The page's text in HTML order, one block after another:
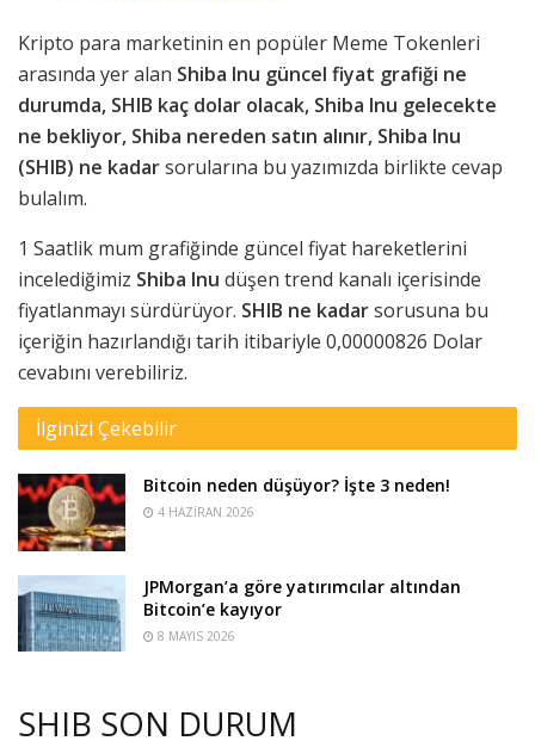
Kripto para marketinin en popüler Meme Tokenleri
arasında yer alan Shiba Inu güncel fiyat grafiği ne
durumda, SHIB kaç dolar olacak, Shiba Inu gelecekte
ne bekliyor, Shiba nereden satın alınır, Shiba Inu
(SHIB) ne kadarsorularına bu yazımızda birlikte cevap
bulalım.
1 Saatlik mum grafiğinde güncel fiyat hareketlerini
incelediğimiz Shiba Inu düşen trend kanalı içerisinde
fiyatlanmayı sürdürüyor. SHIB ne kadarsorusuna bu
içeriğin hazırlandığı tarih itibariyle 0,00000826 Dolar
cevabını verebiliriz.
İlginizi Çekebilir
Bitcoin neden düşüyor? İşte 3 neden!
4 HAZIRAN 2026
JPMorgan’a göre yatırımcılar altından
Bitcoin’e kayıyor
8 MAYIS 2026
SHIB SON DURUM